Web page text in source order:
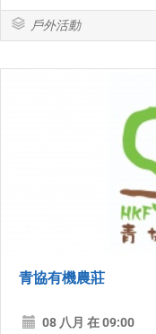
戶外活動
青協有機農莊
08 八月 在 09:00